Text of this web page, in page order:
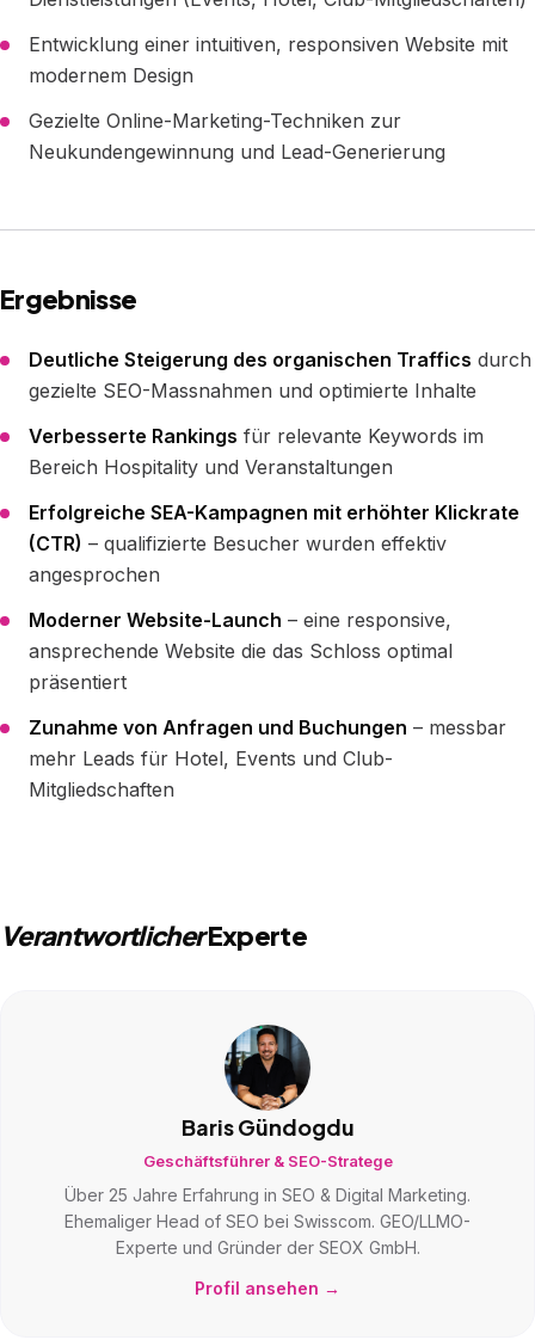
Entwicklung einer intuitiven, responsiven Website mit
modernem Design
Gezielte Online-Marketing-Techniken zur
Neukundengewinnung und Lead-Generierung
Ergebnisse
Deutliche Steigerung des organischen Traffics durch
gezielte SEO-Massnahmen und optimierte Inhalte
Verbesserte Rankings für relevante Keywords im
Bereich Hospitality und Veranstaltungen
Erfolgreiche SEA-Kampagnen mit erhöhter Klickrate
(CTR) – qualifizierte Besucher wurden effektiv
angesprochen
Moderner Website-Launch – eine responsive,
ansprechende Website die das Schloss optimal
präsentiert
Zunahme von Anfragen und Buchungen – messbar
mehr Leads für Hotel, Events und Club-
Mitgliedschaften
VerantwortlicherExperte
Baris Gündogdu
Geschäftsführer & SEO-Stratege
Über 25 Jahre Erfahrung in SEO & Digital Marketing.
Ehemaliger Head of SEO bei Swisscom. GEO/LLMO-
Experte und Gründer der SEOX GmbH.
Profil ansehen →